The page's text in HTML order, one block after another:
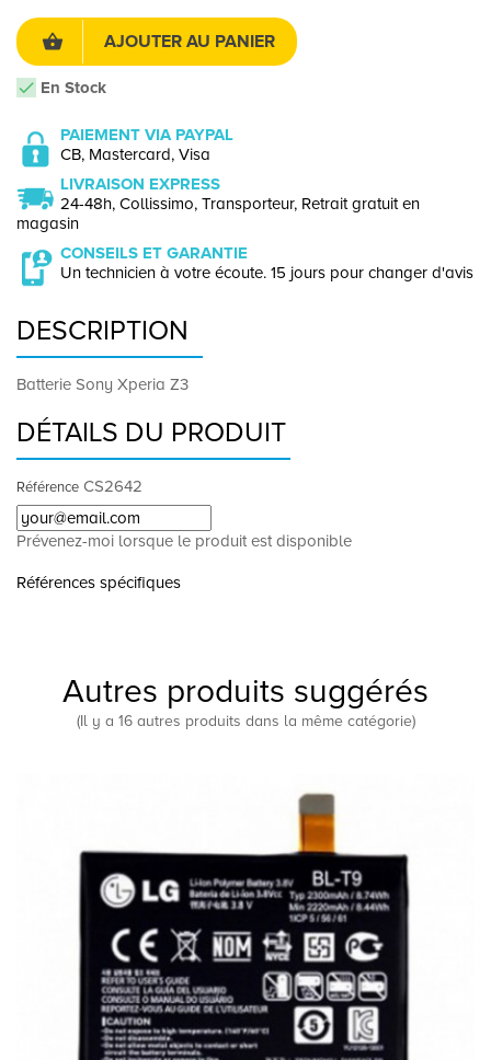
AJOUTER AU PANIER
En Stock
PAIEMENT VIA PAYPAL
CB, Mastercard, Visa
LIVRAISON EXPRESS
24-48h, Collissimo, Transporteur, Retrait gratuit en
magasin
CONSEILS ET GARANTIE
Un technicien à votre écoute. 15 jours pour changer d'avis
DESCRIPTION
Batterie Sony Xperia Z3
DÉTAILS DU PRODUIT
Référence CS2642
Prévenez-moi lorsque le produit est disponible
Références spécifiques
Autres produits suggérés
(Il y a 16 autres produits dans la même catégorie)